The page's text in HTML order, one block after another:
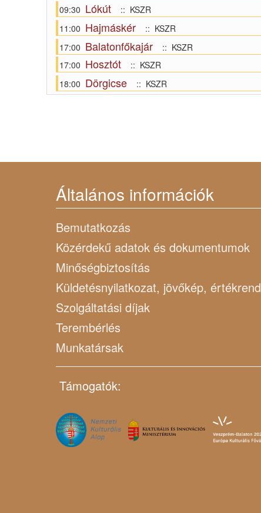
09:30 Lókút
:: KSZR
11:00 Hajmáskér
:: KSZR
17:00 Balatonfőkajár
:: KSZR
17:00 Hosztót
:: KSZR
18:00 Dörgicse :: KSZR
Általános információk
Bemutatkozás
Közérdekű adatok és dokumentumok
Minőségbiztosítás
Küldetésnyilatkozat, jövőkép, értékrend
Szolgáltatási díjak
Terembérlés
Munkatársak
Támogatók: